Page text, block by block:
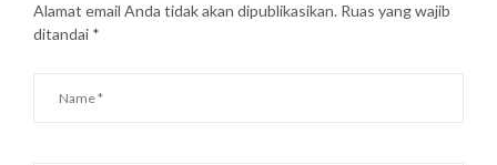
Alamat email Anda tidak akan dipublikasikan. Ruas yang wajib
ditandai *